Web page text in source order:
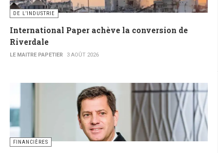
DE L’INDUSTRIE
International Paper achève la conversion de
Riverdale
LE MAITRE PAPETIER 3 AOÛT 2026
FINANCIÈRES